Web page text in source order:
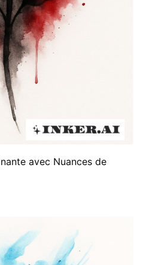
avec Nuances de